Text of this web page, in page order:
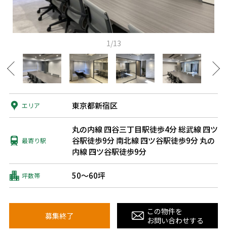
1/13
エリア 東京都新宿区
最寄り駅
丸の内線 四谷三丁目駅徒歩4分総武線 四ツ
谷駅徒歩9分南北線 四ツ谷駅徒歩9分丸の
内線 四ツ谷駅徒歩9分
坪数帯 50～60坪
募集終了
この物件を
お問い合わせする